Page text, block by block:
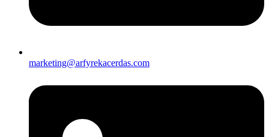
marketing@arfyrekacerdas.com